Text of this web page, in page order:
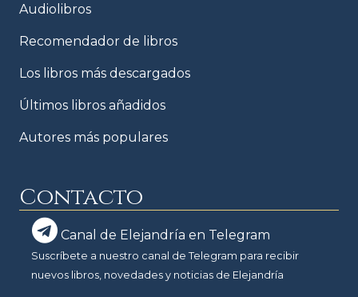
Audiolibros
Recomendador de libros
Los libros más descargados
Últimos libros añadidos
Autores más populares
Contacto
Canal de Elejandría en Telegram
Suscríbete a nuestro canal de Telegram para recibir
nuevos libros, novedades y noticias de Elejandría